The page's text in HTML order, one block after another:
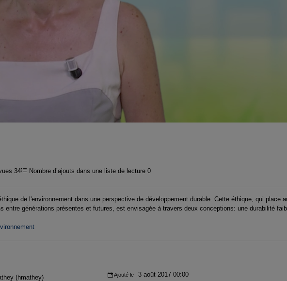
34 Nombre d’ajouts dans une liste de lecture 0
de l'environnement dans une perspective de développement durable. Cette éthique, qui place
entre générations présentes et futures, est envisagée à travers deux conceptions: une durabilité
(hmathey) Ajouté le :3 août 2017 00:00